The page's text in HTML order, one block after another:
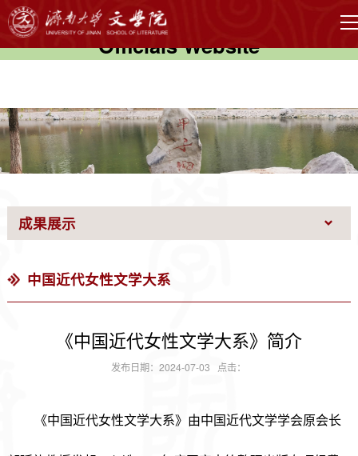
伟德国际(victor1946)官方网站-
Officials Website
成果展示
中国近代女性文学大系
《中国近代女性文学大系》简介
发布日期：2024-07-03 点击：
《中国近代女性文学大系》由中国近代文学学会原会长